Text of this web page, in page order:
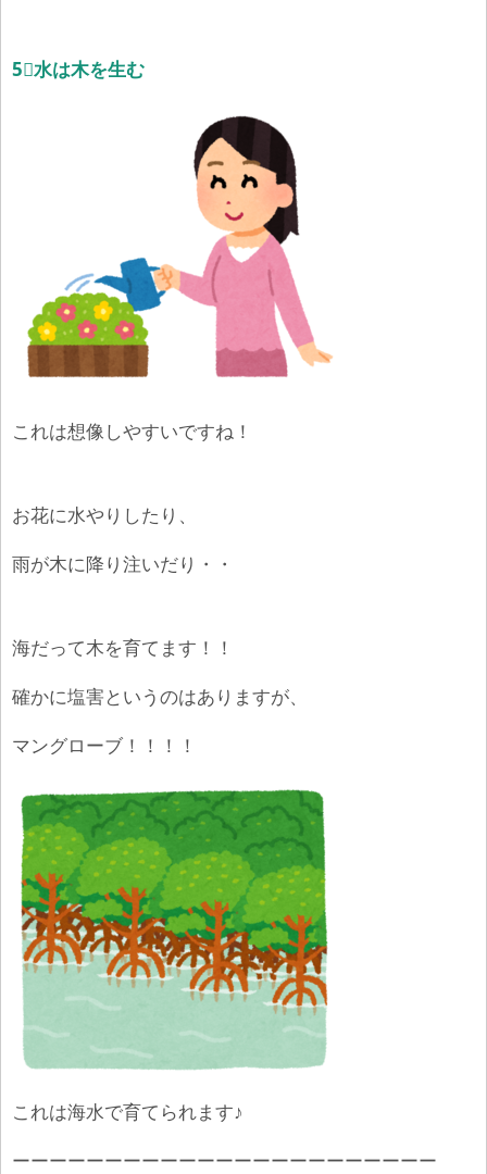
5⃣水は木を生む
これは想像しやすいですね！
お花に水やりしたり、
雨が木に降り注いだり・・
海だって木を育てます！！
確かに塩害というのはありますが、
マングローブ！！！！
これは海水で育てられます♪
ーーーーーーーーーーーーーーーーーーーーーーー